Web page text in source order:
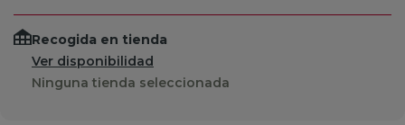
Recogida en tienda
Ver disponibilidad
Ninguna tienda seleccionada